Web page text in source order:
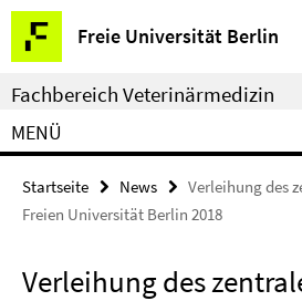
Springe
direkt
zu
Inhalt
Freie Universität Berlin
Service-
Navigation
Fachbereich Veterinärmedizin
MENÜ
Startseite News
Verleihung des
Freien Universität Berlin 2018
Verleihung des